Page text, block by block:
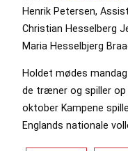
Henrik Petersen,
Christian Hesselberg
Maria Hesselbjerg
Holdet mødes
de træner og spiller op
oktober Kampene
Englands nationale